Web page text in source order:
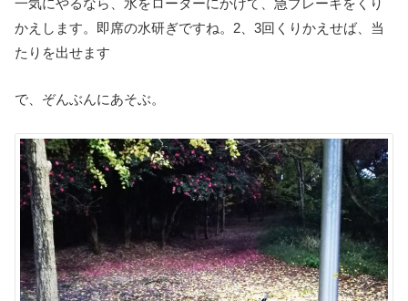
かえします。即席の水研ぎですね。2、3回くりかえせば、当
たりを出せます
で、ぞんぶんにあそぶ。